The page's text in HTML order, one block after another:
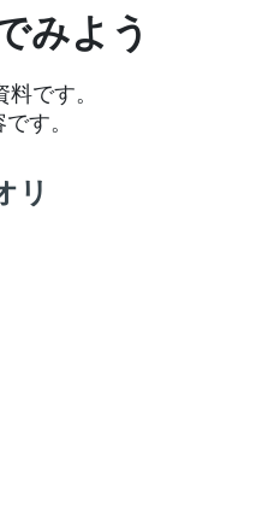
みよう
です。
す。
リ